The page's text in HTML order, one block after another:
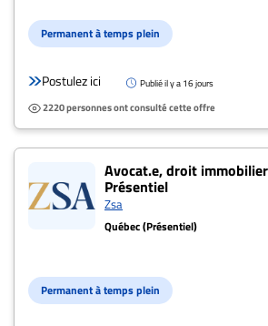
Permanent à temps plein
Postulez ici Publié il y a 16 jours
2220 personnes ont consulté cette offre
Avocat.e, droit
Présentiel
Zsa
Québec (Présentiel)
Permanent à temps plein